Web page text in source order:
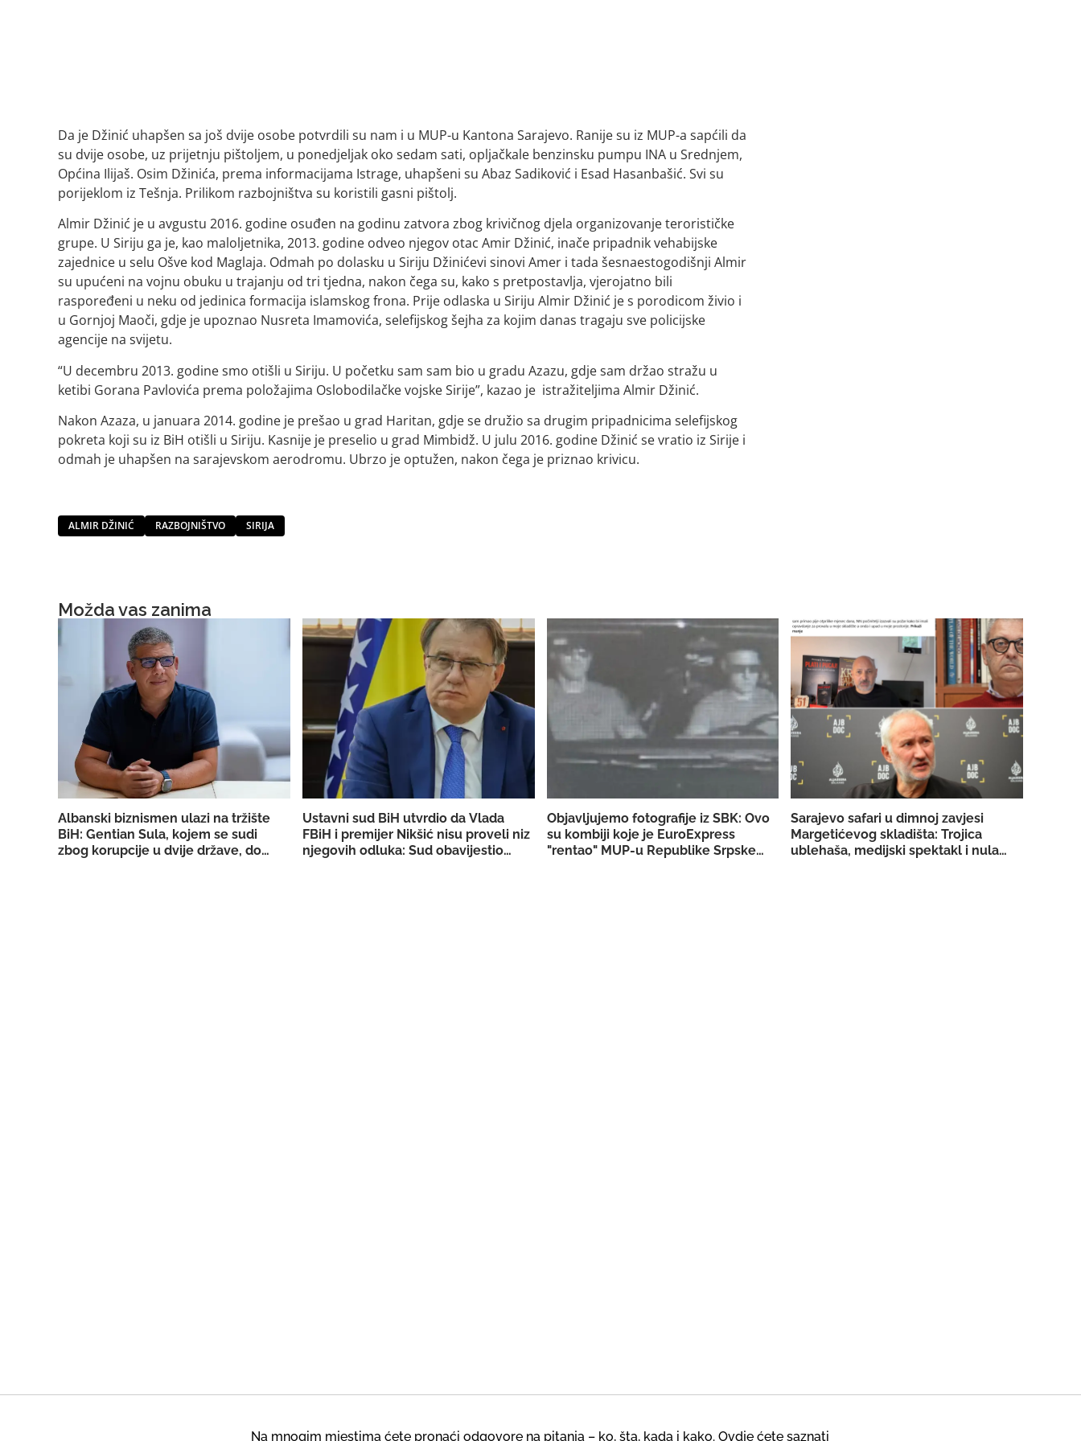
Da je Džinić uhapšen sa još dvije osobe potvrdili su nam i u MUP-u Kantona Sarajevo. Ranije su iz MUP-a sapćili da
su dvije osobe, uz prijetnju pištoljem, u ponedjeljak oko sedam sati, opljačkale benzinsku pumpu INA u Srednjem,
Općina Ilijaš. Osim Džinića, prema informacijama Istrage, uhapšeni su Abaz Sadiković i Esad Hasanbašić. Svi su
porijeklom iz Tešnja. Prilikom razbojništva su koristili gasni pištolj.
Almir Džinić je u avgustu 2016. godine osuđen na godinu zatvora zbog krivičnog djela organizovanje terorističke
grupe. U Siriju ga je, kao maloljetnika, 2013. godine odveo njegov otac Amir Džinić, inače pripadnik vehabijske
zajednice u selu Ošve kod Maglaja. Odmah po dolasku u Siriju Džinićevi sinovi Amer i tada šesnaestogodišnji Almir
su upućeni na vojnu obuku u trajanju od tri tjedna, nakon čega su, kako s pretpostavlja, vjerojatno bili
raspoređeni u neku od jedinica formacija islamskog frona. Prije odlaska u Siriju Almir Džinić je s porodicom živio i
u Gornjoj Maoči, gdje je upoznao Nusreta Imamovića, selefijskog šejha za kojim danas tragaju sve policijske
agencije na svijetu.
“U decembru 2013. godine smo otišli u Siriju. U početku sam sam bio u gradu Azazu, gdje sam držao stražu u
ketibi Gorana Pavlovića prema položajima Oslobodilačke vojske Sirije”, kazao je istražiteljima Almir Džinić.
Nakon Azaza, u januara 2014. godine je prešao u grad Haritan, gdje se družio sa drugim pripadnicima selefijskog
pokreta koji su iz BiH otišli u Siriju. Kasnije je preselio u grad Mimbidž. U julu 2016. godine Džinić se vratio iz Sirije i
odmah je uhapšen na sarajevskom aerodromu. Ubrzo je optužen, nakon čega je priznao krivicu.
ALMIR DŽINIĆ RAZBOJNIŠTVO SIRIJA
Možda vas zanima
Albanski biznismen ulazi na tržište
BiH: Gentian Sula, kojem se sudi
zbog korupcije u dvije države, dobio
Ustavni sud BiH utvrdio da Vlada
FBiH i premijer Nikšić nisu proveli niz
njegovih odluka: Sud obavijestio
Objavljujemo fotografije iz SBK: Ovo
su kombiji koje je EuroExpress
"rentao" MUP-u Republike Srpske za
Sarajevo safari u dimnoj zavjesi
Margetićevog skladišta: Trojica
ublehaša, medijski spektakl i nula
Na mnogim mjestima ćete pronaći odgovore na pitanja – ko, šta, kada i kako. Ovdje ćete saznati